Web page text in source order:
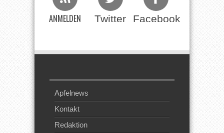
ANMELDEN Twitter Facebook
Apfelnews
Kontakt
Redaktion